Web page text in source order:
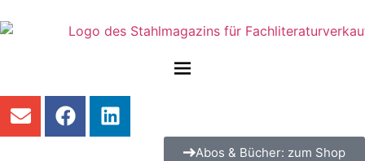
Abos & Bücher: zum Shop